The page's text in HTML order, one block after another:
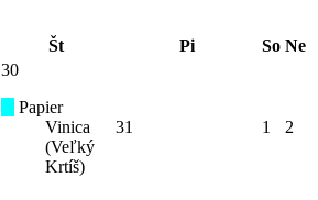
Št Pi So Ne
30
Papier
Vinica
(Veľký
Krtíš)
31 1 2